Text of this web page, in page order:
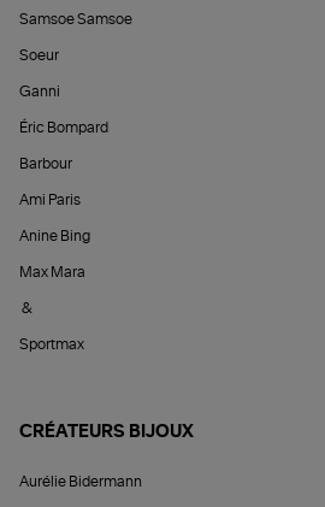
Samsoe Samsoe
Soeur
Ganni
Éric Bompard
Barbour
Ami Paris
Anine Bing
Max Mara
&
Sportmax
CRÉATEURS BIJOUX
Aurélie Bidermann